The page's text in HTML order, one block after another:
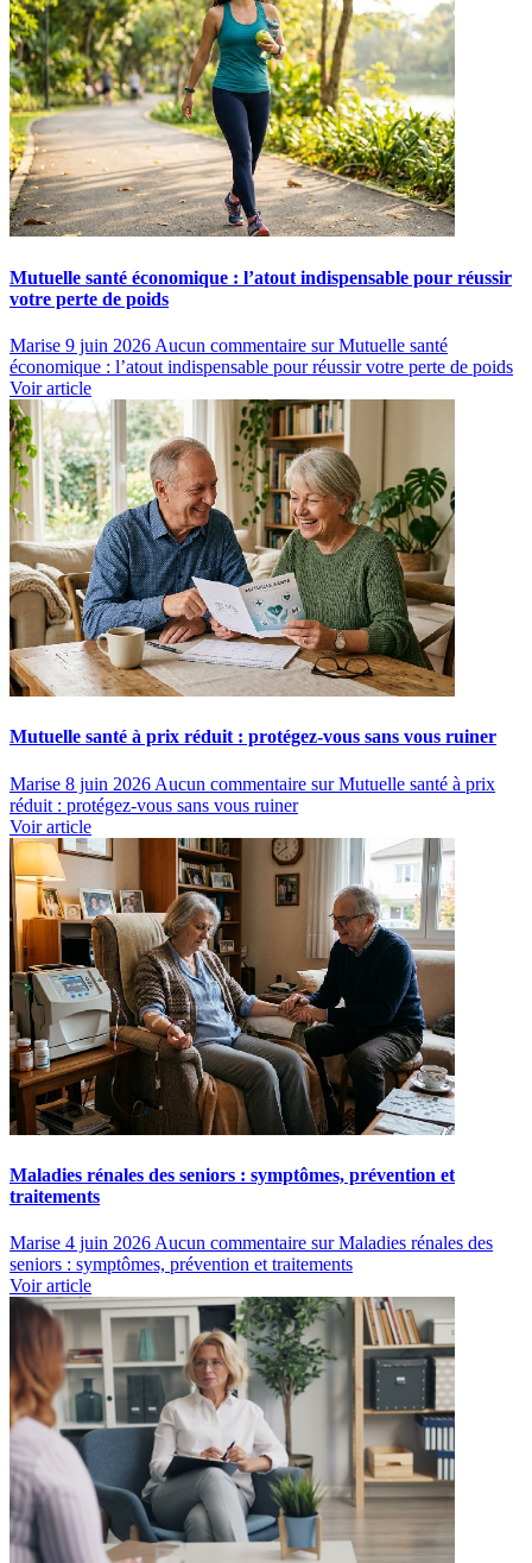
Mutuelle santé économique : l’atout indispensable pour réussir
votre perte de poids
Marise 9 juin 2026 Aucun commentaire sur Mutuelle santé
économique : l’atout indispensable pour réussir votre perte de poids
Voir article
Mutuelle santé à prix réduit : protégez-vous sans vous ruiner
Marise 8 juin 2026 Aucun commentaire sur Mutuelle santé à prix
réduit : protégez-vous sans vous ruiner
Voir article
Maladies rénales des seniors : symptômes, prévention et
traitements
Marise 4 juin 2026 Aucun commentaire sur Maladies rénales des
seniors : symptômes, prévention et traitements
Voir article